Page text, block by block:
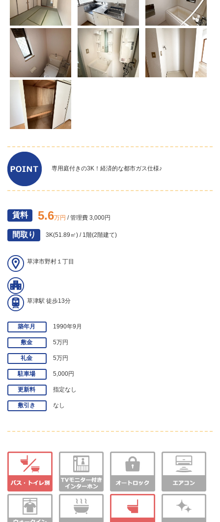
専用庭付きの3K！経済的な都市ガス仕様♪
賃料 5.6万円 / 管理費 3,000円
間取り 3K(51.89㎡) / 1階(2階建て)
草津市野村１丁目
草津駅 徒歩13分
築年月 1990年9月
敷金 5万円
礼金 5万円
駐車場 5,000円
更新料 指定なし
敷引き なし